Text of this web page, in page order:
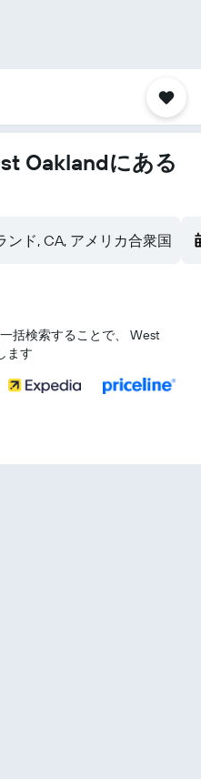
Oaklandにある
ド, CA, アメリカ合衆国
括検索することで、 West
ます